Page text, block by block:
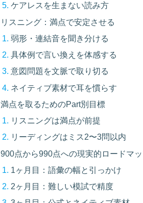
ケアレスを生まない読み方
リスニング：満点で安定させる
弱形・連結音を聞き分ける
具体例で言い換えを体感する
意図問題を文脈で取り切る
ネイティブ素材で耳を慣らす
満点を取るためのPart別目標
リスニングは満点が前提
リーディングはミス2〜3問以内
900点から990点への現実的ロードマ
1ヶ月目：語彙の幅と引っかけ
2ヶ月目：難しい模試で精度